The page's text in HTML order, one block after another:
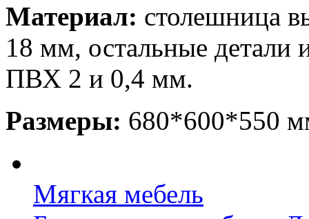
Материал: столешница
18 мм, остальные
ПВХ 2 и 0,4 мм.
Размеры: 680*600*550
Мягкая мебель